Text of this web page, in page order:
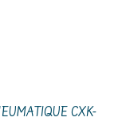
CXK-